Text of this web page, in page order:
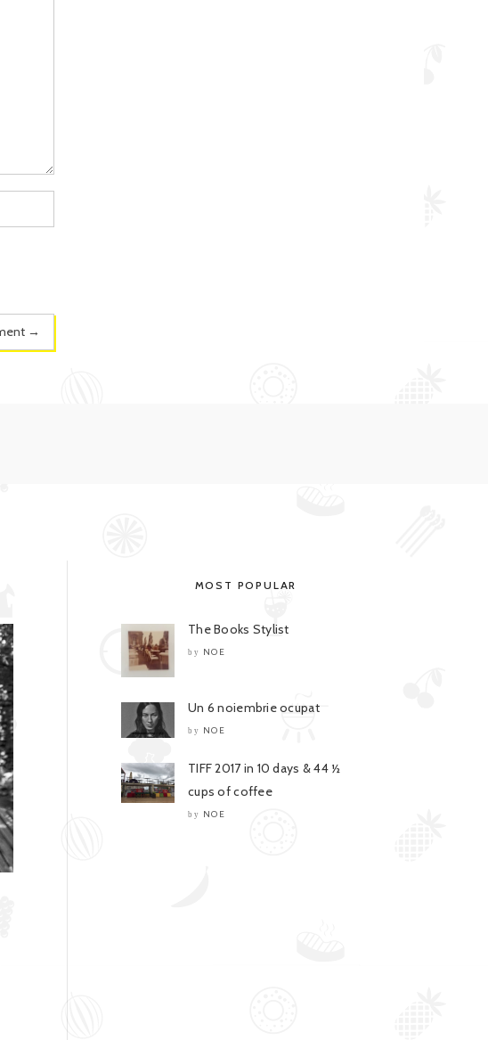
MOST POPULAR
The Books Stylist
by NOE
Un 6 noiembrie ocupat
by NOE
TIFF 2017 in 10 days & 44 ½
cups of coffee
by NOE